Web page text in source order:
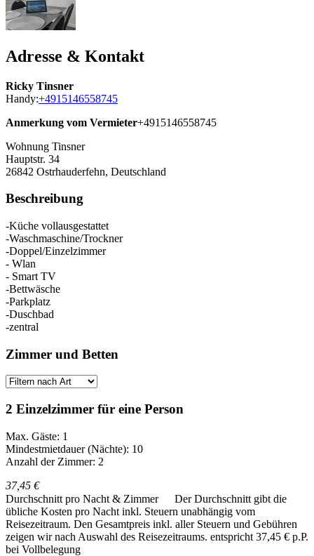
Adresse & Kontakt
Ricky Tinsner
Handy:+4915146558745
Anmerkung vom Vermieter+4915146558745
Wohnung Tinsner
Hauptstr. 34
26842 Ostrhauderfehn, Deutschland
Beschreibung
-Küche vollausgestattet
-Waschmaschine/Trockner
-Doppel/Einzelzimmer
- Wlan
- Smart TV
-Bettwäsche
-Parkplatz
-Duschbad
-zentral
Zimmer und Betten
2 Einzelzimmer für eine Person
Max. Gäste: 1
Mindestmietdauer (Nächte): 10
Anzahl der Zimmer: 2
37,45 €
Durchschnitt pro Nacht & Zimmer
Der Durchschnitt gibt die
übliche Kosten pro Nacht inkl. Steuern unabhängig vom
Reisezeitraum. Den Gesamtpreis inkl. aller Steuern und Gebühren
zeigen wir nach Auswahl des Reisezeitraums. entspricht 37,45 € p.P.
bei Vollbelegung